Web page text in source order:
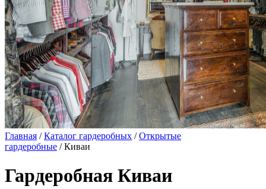
Главная /Каталог гардеробных /Открытые
гардеробные / Киваи
Гардеробная Киваи